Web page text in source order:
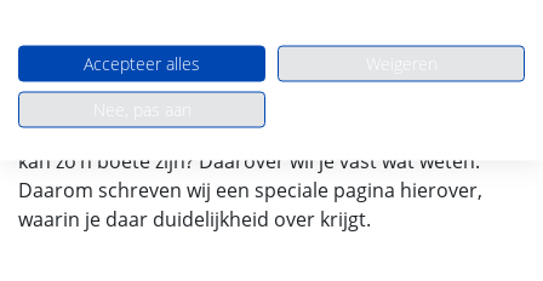
Ook als je in Tsjechië een verkeersovertreding maakt,
loop je het risico om een verkeersboete te krijgen.
Maar hoe gaat dat in zijn werk in dat land en hoe hoog
kan zo’n boete zijn? Daarover wil je vast wat weten.
Daarom schreven wij een speciale pagina hierover,
waarin je daar duidelijkheid over krijgt.
Accepteer alles
Nee, pas aan